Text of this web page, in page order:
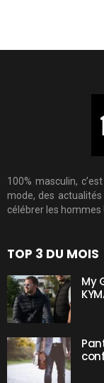
100% masculin,
mode, des
célébrer les hommes !
TOP 3 DU MOIS
My